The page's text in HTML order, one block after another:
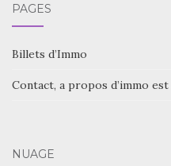
PAGES
Billets d’Immo
Contact, a propos d’immo
NUAGE